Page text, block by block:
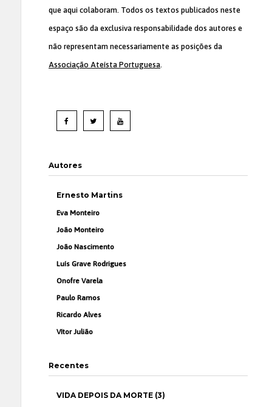
que aqui colaboram. Todos os textos publicados neste
espaço são da exclusiva responsabilidade dos autores e
não representam necessariamente as posições da
Associação Ateísta Portuguesa.
Autores
Ernesto Martins
Eva Monteiro
João Monteiro
João Nascimento
Luís Grave Rodrigues
Onofre Varela
Paulo Ramos
Ricardo Alves
Vítor Julião
Recentes
VIDA DEPOIS DA MORTE (3)